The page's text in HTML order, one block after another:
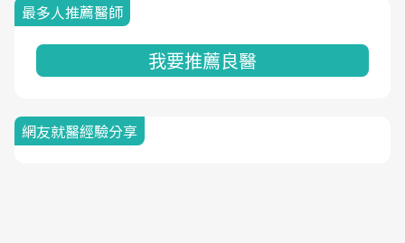
最多人推薦醫師
我要推薦良醫
網友就醫經驗分享